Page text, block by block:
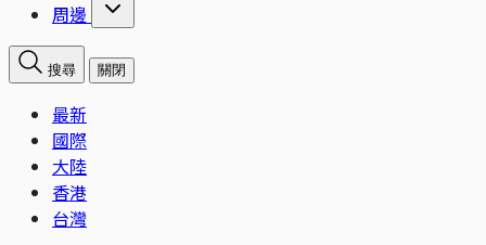
周邊
搜尋 關閉
最新
國際
大陸
香港
台灣